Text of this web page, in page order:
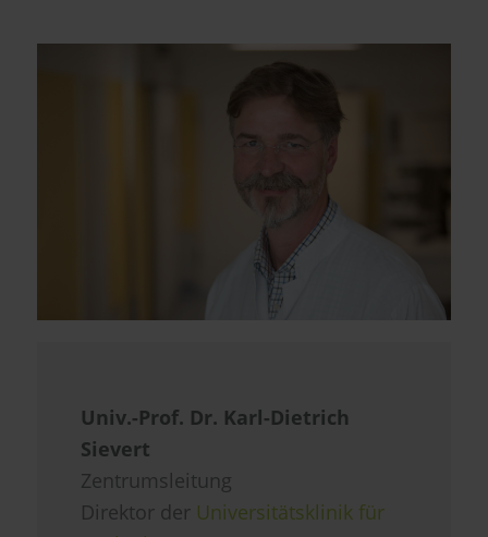
Univ.-Prof. Dr. Karl-Dietrich
Sievert
Zentrumsleitung
Direktor der Universitätsklinik für